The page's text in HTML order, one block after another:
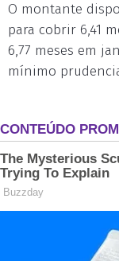
O montante
para cobrir 6,41
6,77 meses em
mínimo